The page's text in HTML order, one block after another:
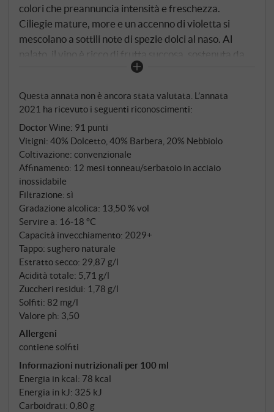
colori che preannuncia intensità e freschezza.
Ciliegie mature, more e un accenno di violetta si
mescolano a sottili note di spezie dolci al naso. Al
palato, il vino è ricco di frutta succosa, sostenuta da
tannini ben proporzionati e da un'acidità vivace e
blend di Dolcetto, Barbera e Nebbiolo matura per
dodici mesi, in parte in legno e in parte in vasche
d'acciaio. Questo preserva freschezza, profondità e
un armonioso equilibrio tra frutto e struttura. Il finale
persiste con delicate note di mandorla e un accenno
di spezie minerali – un vino rosso delle Langhe che
unisce il carattere regionale a un finale raffinato.
SUPERIORE.DE
Questa annata non è ancora stata valutata. L’annata
2021 ha ricevuto i seguenti riconoscimenti:
Doctor Wine: 91 punti
Vitigni: 40% Dolcetto, 40% Barbera, 20% Nebbiolo
Coltivazione: convenzionale
Affinamento: 12 mesi tonneau/serbatoio in acciaio
inossidabile
Filtrazione: sì
Gradazione alcolica: 13,50 % vol
Servire a: 16‑18 °C
Capacità invecchiamento: 2029+
Tappo: sughero naturale
Estratto secco: 29,87 g/l
Acidità totale: 5,71 g/l
Zuccheri residui: 1,78 g/l
Solfiti: 82 mg/l
Valore ph: 3,50
Allergeni
contiene solfiti
Informazioni nutrizionali per 100 ml
Energia in kcal: 78 kcal
Energia in kJ: 325 kJ
Carboidrati: 0,80 g